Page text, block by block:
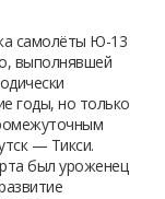
самолёты Ю-13
выполнявшей
годы, но только
— Тикси.
был уроженец